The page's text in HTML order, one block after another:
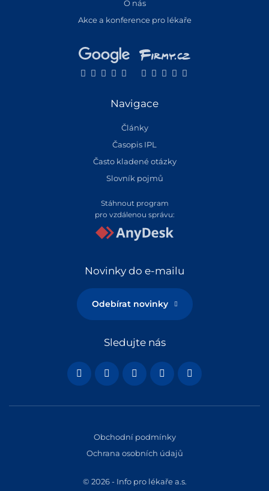
O nás
Akce a konference pro lékaře
Navigace
Články
Časopis IPL
Často kladené otázky
Slovník pojmů
Stáhnout program
pro vzdálenou správu:
Novinky do e-mailu
Odebírat novinky
Sledujte nás
© 2026 - Info pro lékaře a.s.
Obchodní podmínky
Ochrana osobních údajů